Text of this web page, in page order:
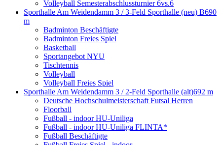
Volleyball Semesterabschlussturnier 6vs.6
Sporthalle Am Weidendamm 3 / 3-Feld Sporthalle (neu) B690
m
Badminton Beschäftigte
Badminton Freies Spiel
Basketball
Sportangebot NYU
Tischtennis
Volleyball
Volleyball Freies Spiel
Sporthalle Am Weidendamm 3 / 2-Feld Sporthalle (alt)692 m
Deutsche Hochschulmeisterschaft Futsal Herren
Floorball
Fußball - indoor HU-Uniliga
Fußball - indoor HU-Uniliga FLINTA*
Fußball Beschäftigte